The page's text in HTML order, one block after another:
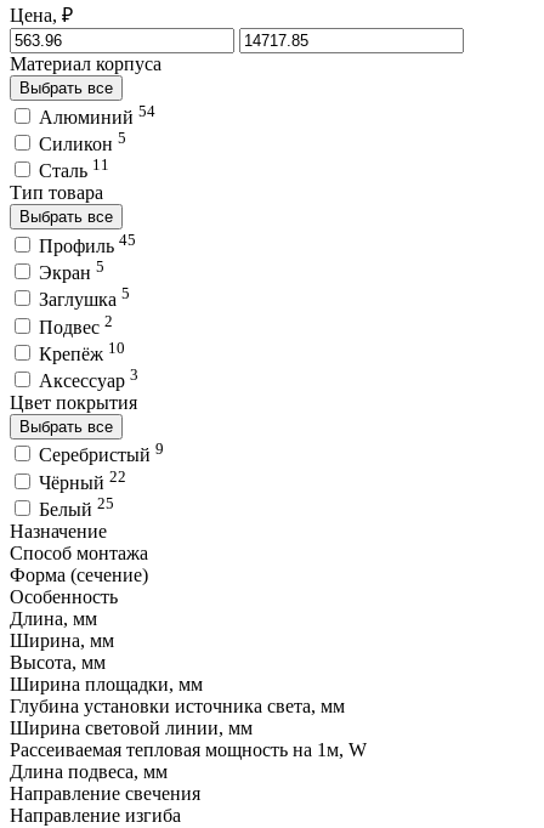
Цена, ₽
Материал корпуса
Выбрать все
Алюминий 54
Силикон 5
Сталь 11
Тип товара
Выбрать все
Профиль 45
Экран 5
Заглушка 5
Подвес 2
Крепёж 10
Аксессуар 3
Цвет покрытия
Выбрать все
Серебристый 9
Чёрный 22
Белый 25
Назначение
Способ монтажа
Форма (сечение)
Особенность
Длина, мм
Ширина, мм
Высота, мм
Ширина площадки, мм
Глубина установки источника света, мм
Ширина световой линии, мм
Рассеиваемая тепловая мощность на 1м, W
Длина подвеса, мм
Направление свечения
Направление изгиба